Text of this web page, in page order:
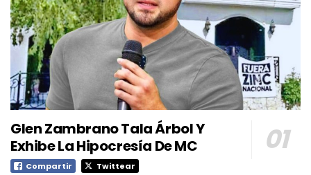
Glen Zambrano Tala Árbol Y
Exhibe La Hipocresía De MC
Compartir Twittear